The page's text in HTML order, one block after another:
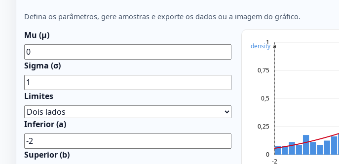
Defina os parâmetros, gere amostras e exporte os dados ou a imagem do gráfico.
Mu (μ)
Sigma (σ)
Limites
Inferior (a)
Superior (b)